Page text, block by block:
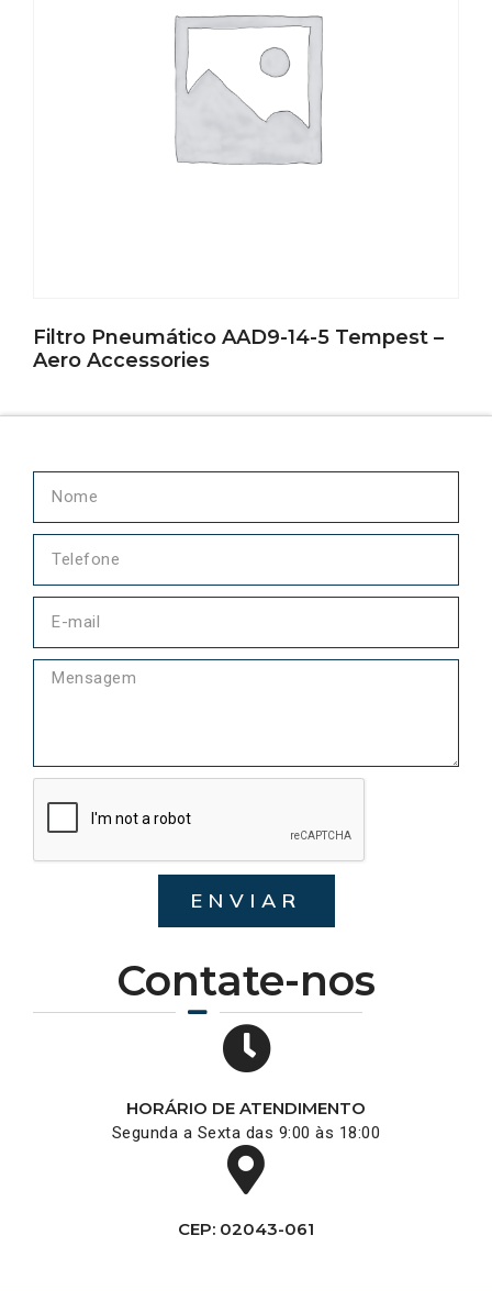
Filtro Pneumático AAD9-14-5 Tempest –
Aero Accessories
Contate-nos
HORÁRIO DE ATENDIMENTO
Segunda a Sexta das 9:00 às 18:00
CEP: 02043-061
ENVIAR